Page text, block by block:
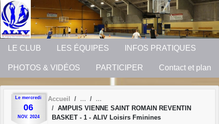
LE CLUB LES ÉQUIPES INFOS PRATIQUES
PHOTOS & VIDÉOS PARTICIPER Contact et plan
Le mercredi
06
NOV. 2024
Accueil
AMPUIS VIENNE SAINT ROMAIN REVENTIN
BASKET - 1 - ALIV Loisirs Fminines
Panneau de gestion des cookies